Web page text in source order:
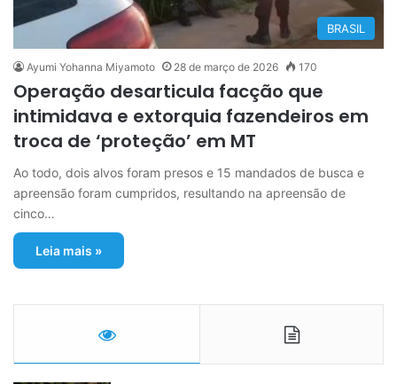
BRASIL
Ayumi Yohanna Miyamoto 28 de março de 2026 170
Operação desarticula facção que
intimidava e extorquia fazendeiros em
troca de ‘proteção’ em MT
Ao todo, dois alvos foram presos e 15 mandados de busca e
apreensão foram cumpridos, resultando na apreensão de
cinco…
Leia mais »